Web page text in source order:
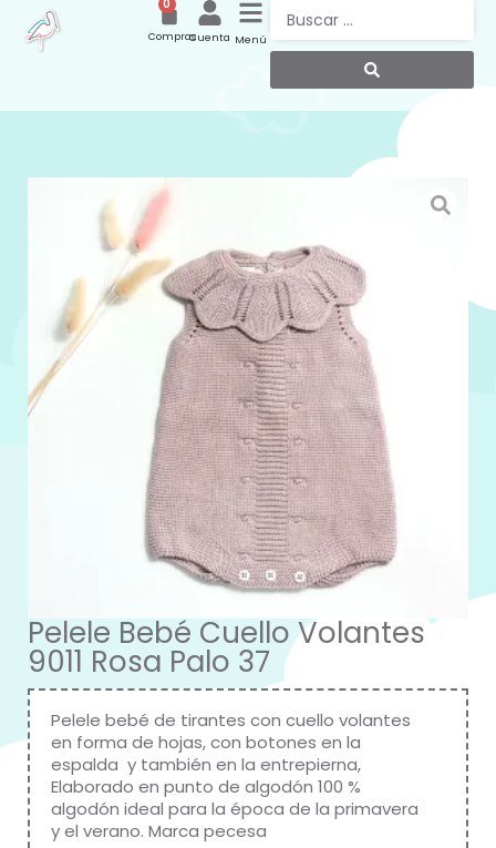
Menú
Cuenta
0
Compras
Pelele Bebé Cuello Volantes
9011 Rosa Palo 37
Pelele bebé de tirantes con cuello volantes
en forma de hojas, con botones en la
espalda y también en la entrepierna,
Elaborado en punto de algodón 100 %
algodón ideal para la época de la primavera
y el verano. Marca pecesa